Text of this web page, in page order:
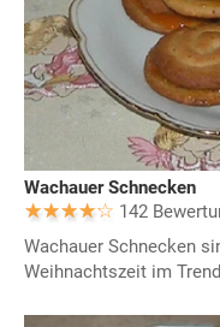
Wachauer Schnecken
142
Wachauer Schnecken
Weihnachtszeit im